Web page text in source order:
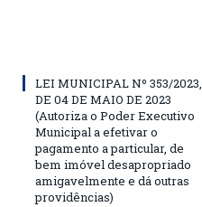
LEI MUNICIPAL Nº 353/2023,
DE 04 DE MAIO DE 2023
(Autoriza o Poder Executivo
Municipal a efetivar o
pagamento a particular, de
bem imóvel desapropriado
amigavelmente e dá outras
providências)